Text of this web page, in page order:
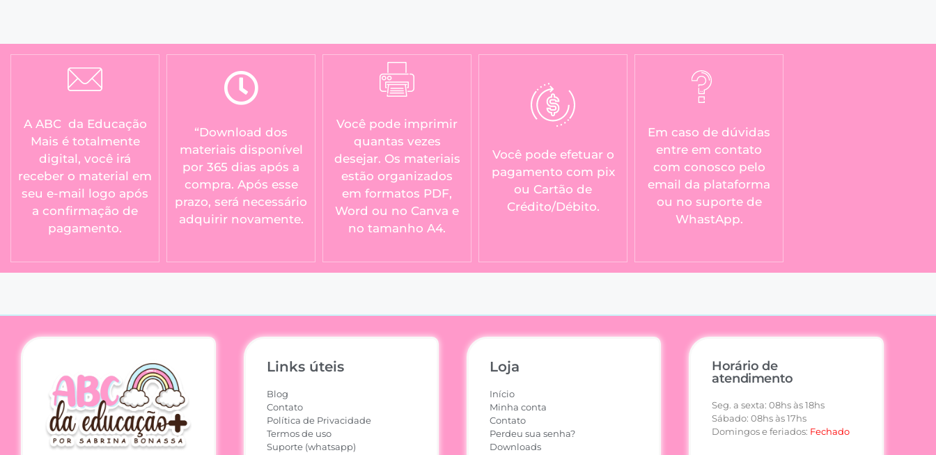
A ABC da Educação
Mais é totalmente
digital, você irá
receber o material em
seu e-mail logo após
a confirmação de
pagamento.
“Download dos
materiais disponível
por 365 dias após a
compra. Após esse
prazo, será necessário
adquirir novamente.
Você pode imprimir
quantas vezes
desejar. Os materiais
estão organizados
em formatos PDF,
Word ou no Canva e
no tamanho A4.
Você pode efetuar o
pagamento com pix
ou Cartão de
Crédito/Débito.
Em caso de dúvidas
entre em contato
com conosco pelo
email da plataforma
ou no suporte de
WhastApp.
Links úteis
Blog
Contato
Política de Privacidade
Termos de uso
Suporte (whatsapp)
Loja
Início
Minha conta
Contato
Perdeu sua senha?
Downloads
Horário de
atendimento
Seg. a sexta: 08hs às 18hs
Sábado: 08hs às 17hs
Domingos e feriados: Fechado